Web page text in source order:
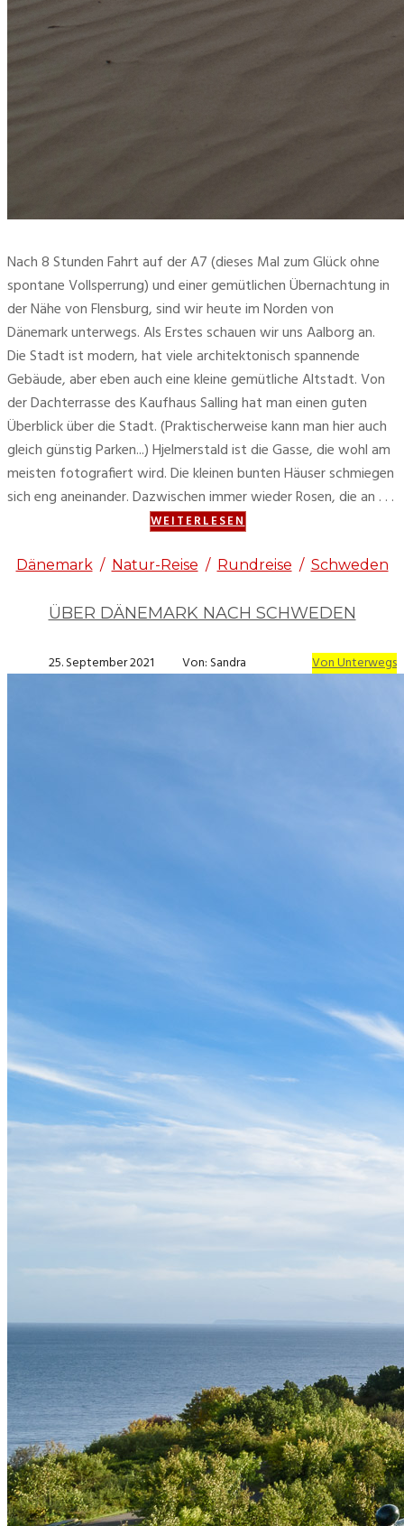
Nach 8 Stunden Fahrt auf der A7 (dieses Mal zum Glück ohne
spontane Vollsperrung) und einer gemütlichen Übernachtung in
der Nähe von Flensburg, sind wir heute im Norden von
Dänemark unterwegs. Als Erstes schauen wir uns Aalborg an.
Die Stadt ist modern, hat viele architektonisch spannende
Gebäude, aber eben auch eine kleine gemütliche Altstadt. Von
der Dachterrasse des Kaufhaus Salling hat man einen guten
Überblick über die Stadt. (Praktischerweise kann man hier auch
gleich günstig Parken...) Hjelmerstald ist die Gasse, die wohl am
meisten fotografiert wird. Die kleinen bunten Häuser schmiegen
sich eng aneinander. Dazwischen immer wieder Rosen, die an . . .
WEITERLESEN
Dänemark / Natur-Reise / Rundreise / Schweden
ÜBER DÄNEMARK NACH SCHWEDEN
25. September 2021 Von: Sandra Von Unterwegs